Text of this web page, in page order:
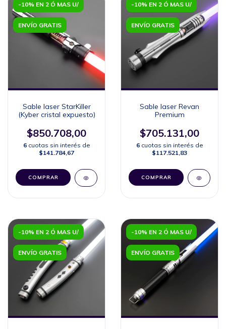
-10% EN 2 Ó MAS U/
ENVÍO GRATIS
Sable laser StarKiller
(Kyber cristal expuesto)
$850.708,00
6 cuotas sin interés de
$141.784,67
COMPRAR
-10% EN 2 Ó MAS U/
ENVÍO GRATIS
Sable laser Revan
Premium
$705.131,00
6 cuotas sin interés de
$117.521,83
COMPRAR
-10% EN 2 Ó MAS U/
ENVÍO GRATIS
-10% EN 2 Ó MAS U/
ENVÍO GRATIS